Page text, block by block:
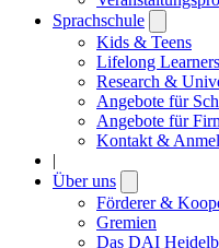
Sprachschule
submenu
Kids & Teens
Lifelong Learners
Research &
Angebote für
Angebote für
Kontakt &
|
Über uns
submenu
Förderer &
Gremien
Das DAI